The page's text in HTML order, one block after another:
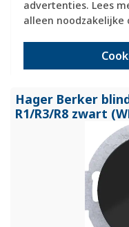
advertenties. Lees
alleen noodzakelijke
Huidige voorraad:
0 stuk(s)
Hager Berker
R1/R3/R8 zwart